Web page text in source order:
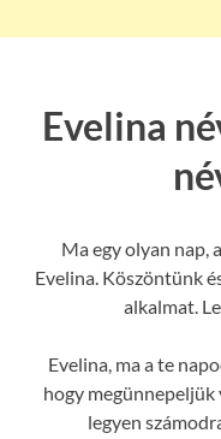
Evelina
Ma egy olyan nap,
Evelina. Köszöntünk
alkalmat.
Evelina, ma a te
hogy megünnepeljük
legyen